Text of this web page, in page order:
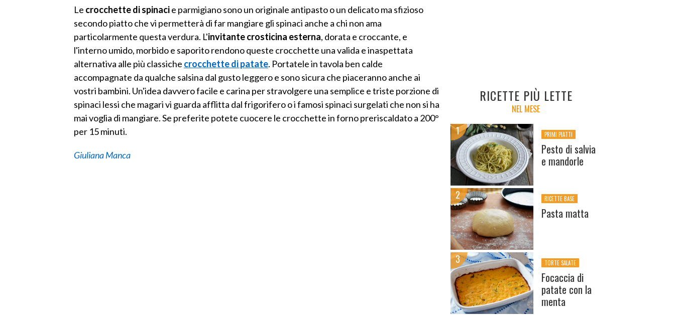
RICETTE PIÙ LETTE
NEL MESE
PRIMI PIATTI
Pesto di salvia
e mandorle
RICETTE BASE
Pasta matta
TORTE SALATE
Focaccia di
patate con la
menta
Le crocchette di spinacie parmigiano sono un originale antipasto o un delicato ma sfizioso
secondo piatto che vi permetterà di far mangiare gli spinaci anche a chi non ama
particolarmente questa verdura. L'invitante crosticina esterna, dorata e croccante, e
l'interno umido, morbido e saporito rendono queste crocchette una valida e inaspettata
alternativa alle più classiche crocchette di patate. Portatele in tavola ben calde
accompagnate da qualche salsina dal gusto leggero e sono sicura che piaceranno anche ai
vostri bambini. Un'idea davvero facile e carina per stravolgere una semplice e triste porzione di
spinaci lessi che magari vi guarda afflitta dal frigorifero o i famosi spinaci surgelati che non si ha
mai voglia di mangiare. Se preferite potete cuocere le crocchette in forno preriscaldato a 200°
per 15 minuti.
Giuliana Manca